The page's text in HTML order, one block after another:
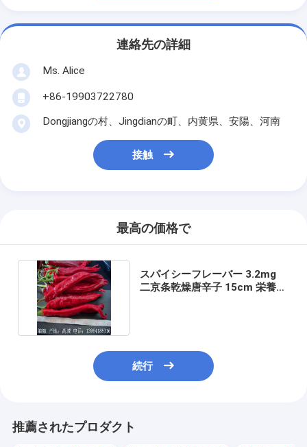
連絡先の詳細
Ms. Alice
+86-19903722780
Dongjiangの村、Jingdianの町、内黄県、安陽、河南
接触
最高の価格で
スパイシーフレーバー 3.2mg
二京条乾燥唐辛子 15cm 栄養成
続行
推薦されたプロダクト